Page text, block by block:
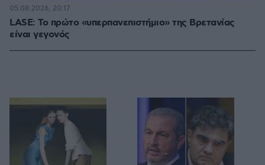
LASE: Το πρώτο «υπερπανεπιστήμιο» της Βρετανίας
είναι γεγονός
05.08.2026, 20:17